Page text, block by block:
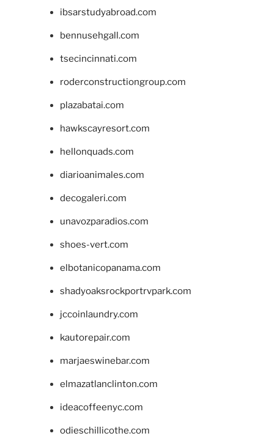
ibsarstudyabroad.com
bennusehgall.com
tsecincinnati.com
roderconstructiongroup.com
plazabatai.com
hawkscayresort.com
hellonquads.com
diarioanimales.com
decogaleri.com
unavozparadios.com
shoes-vert.com
elbotanicopanama.com
shadyoaksrockportrvpark.com
jccoinlaundry.com
kautorepair.com
marjaeswinebar.com
elmazatlanclinton.com
ideacoffeenyc.com
odieschillicothe.com